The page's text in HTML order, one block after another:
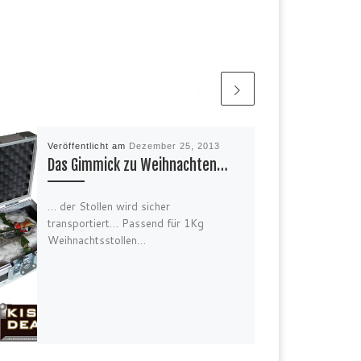
Veröffentlicht am Dezember 25, 2013
Das Gimmick zu Weihnachten…
… der Stollen wird sicher
transportiert… Passend für 1Kg
Weihnachtsstollen…